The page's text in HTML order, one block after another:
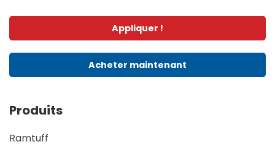
Appliquer !
Acheter maintenant
Produits
Ramtuff